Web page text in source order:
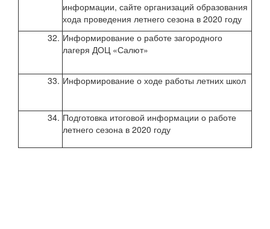
информации, сайте организаций образования
хода проведения летнего сезона в 2020 году
32. Информирование о работе загородного
лагеря ДОЦ «Салют»
33. Информирование о ходе работы летних школ
34. Подготовка итоговой информации о работе
летнего сезона в 2020 году